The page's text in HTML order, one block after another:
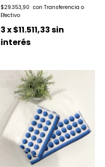
$29.353,90
3x$11.511,33sin
interés